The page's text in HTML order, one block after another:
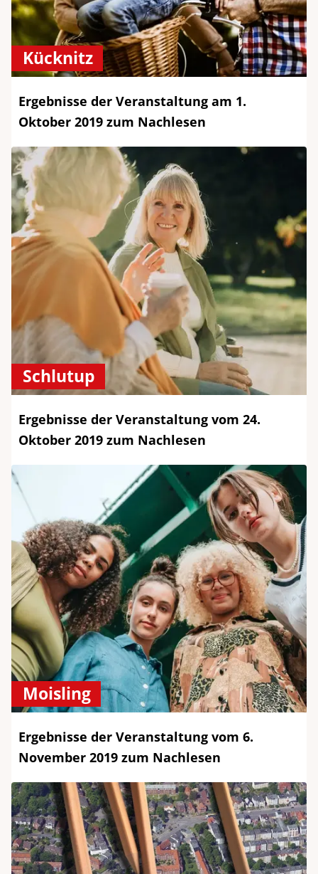
Kücknitz
Ergebnisse der Veranstaltung am 1.
Oktober 2019 zum Nachlesen
Schlutup
Ergebnisse der Veranstaltung vom 24.
Oktober 2019 zum Nachlesen
Moisling
Ergebnisse der Veranstaltung vom 6.
November 2019 zum Nachlesen